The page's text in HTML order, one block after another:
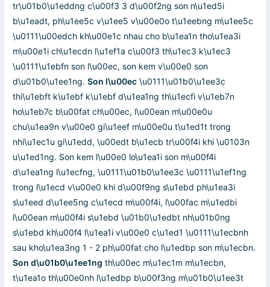
tr\u01b0\u1eddng c\u00f3 3 d\u00f2ng son n\u1ed5i
b\u1eadt, ph\u1ee5c v\u1ee5 v\u00e0o t\u1eebng m\u1ee5c
\u0111\u00edch kh\u00e1c nhau cho b\u1ea1n tho\u1ea3i
m\u00e1i ch\u1ecdn l\u1ef1a c\u00f3 th\u1ec3 k\u1ec3
\u0111\u1ebfn son l\u00ec, son kem v\u00e0 son
d\u01b0\u1ee1ng. Son l\u00ec \u0111\u01b0\u1ee3c
thi\u1ebft k\u1ebf k\u1ebf d\u1ea1ng th\u1ecfi v\u1eb7n
ho\u1eb7c b\u00fat ch\u00ec, l\u00ean m\u00e0u
chu\u1ea9n v\u00e0 gi\u1eef m\u00e0u t\u1ed1t trong
nhi\u1ec1u gi\u1edd, \u00edt b\u1ecb tr\u00f4i khi \u0103n
u\u1ed1ng. Son kem l\u00e0 lo\u1ea1i son m\u00f4i
d\u1ea1ng l\u1ecfng, \u0111\u01b0\u1ee3c \u0111\u1ef1ng
trong l\u1ecd v\u00e0 khi d\u00f9ng s\u1ebd ph\u1ea3i
s\u1eed d\u1ee5ng c\u1ecd m\u00f4i, l\u00fac m\u1edbi
l\u00ean m\u00f4i s\u1ebd \u01b0\u1edbt nh\u01b0ng
s\u1ebd kh\u00f4 l\u1ea1i v\u00e0 c\u1ed1 \u0111\u1ecbnh
sau kho\u1ea3ng 1 - 2 ph\u00fat cho l\u1edbp son m\u1ecbn.
Son d\u01b0\u1ee1ng th\u00ec m\u1ec1m m\u1ecbn,
t\u1ea1o th\u00e0nh l\u1edbp b\u00f3ng m\u01b0\u1ee3t